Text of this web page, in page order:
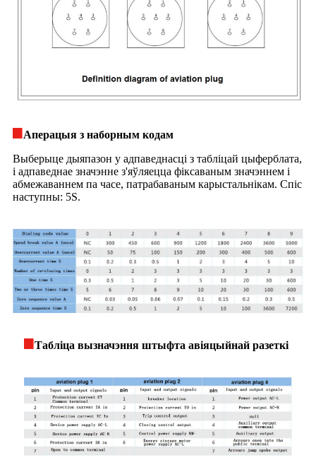
Аперацыя з наборным кодам
Выберыце дыяпазон у адпаведнасці з табліцай цыферблата,
і адпаведнае значэнне з'яўляецца фіксаваным значэннем і
абмежаваннем па часе, патрабаваным карыстальнікам. Спіс
наступны: 5S.
Табліца вызначэння штыфта авіяцыйнай разеткі